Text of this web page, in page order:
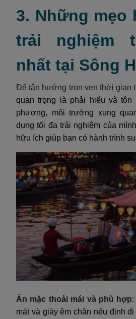
3. Những mẹo
trải nghiệm
nhất tại Sông
Để tận hưởng trọn vẹn thời gian
quan trọng là phải hiểu và tôn
phương, môi trường xung
dụng tối đa trải nghiệm của
hữu ích giúp bạn có hành trình
Ăn mặc thoải mái và phù hợp
mát và giày êm chân nếu định